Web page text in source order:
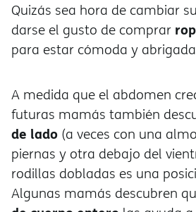
Quizás sea hora de cambiar
darse el gusto de comprar
para estar cómoda y
A medida que el abdomen
futuras mamás también
de lado (a veces con una
piernas y otra debajo del
rodillas dobladas es una
Algunas mamás descubren